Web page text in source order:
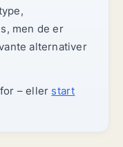
men de er
alternativer
– eller start